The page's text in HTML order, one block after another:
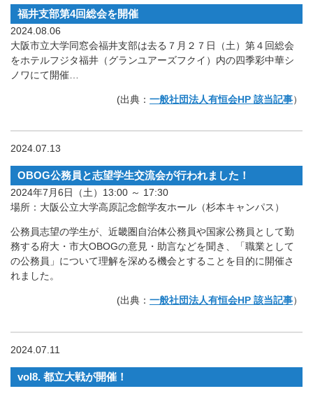
福井支部第4回総会を開催
2024.08.06
大阪市立大学同窓会福井支部は去る７月２７日（土）第４回総会
をホテルフジタ福井（グランユアーズフクイ）内の四季彩中華シ
ノワにて開催…
(出典： 一般社団法人有恒会HP 該当記事）
2024.07.13
OBOG公務員と志望学生交流会が行われました！
2024年7月6日（土）13:00 ～ 17:30
場所：大阪公立大学高原記念館学友ホール（杉本キャンパス）
公務員志望の学生が、近畿圏自治体公務員や国家公務員として勤
務する府大・市大OBOGの意見・助言などを聞き、「職業として
の公務員」について理解を深める機会とすることを目的に開催さ
れました。
(出典： 一般社団法人有恒会HP 該当記事）
2024.07.11
vol8. 都立大戦が開催！